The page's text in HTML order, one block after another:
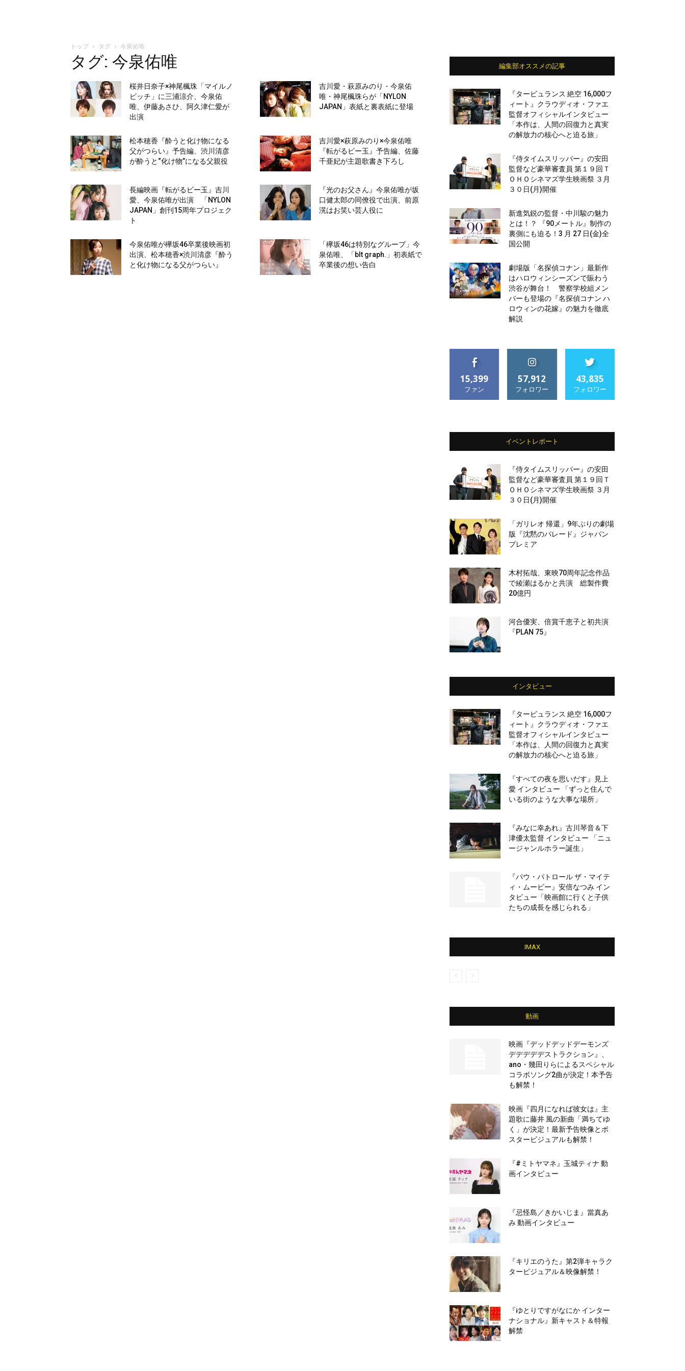
トップ タグ 今泉佑唯
タグ: 今泉佑唯
桜井日奈子×神尾楓珠「マイルノ
ビッチ」に三浦涼介、今泉佑
唯、伊藤あさひ、阿久津仁愛が
出演
吉川愛・萩原みのり・今泉佑
唯・神尾楓珠らが「NYLON
JAPAN」表紙と裏表紙に登場
松本穂香『酔うと化け物になる
父がつらい』予告編、渋川清彦
が酔うと“化け物”になる父親役
吉川愛×萩原みのり×今泉佑唯
『転がるビー玉』予告編、佐藤
千亜妃が主題歌書き下ろし
長編映画『転がるビー玉』吉川
愛、今泉佑唯が出演 「NYLON
JAPAN」創刊15周年プロジェク
ト
『光のお父さん』今泉佑唯が坂
口健太郎の同僚役で出演、前原
滉はお笑い芸人役に
今泉佑唯が欅坂46卒業後映画初
出演、松本穂香×渋川清彦『酔う
と化け物になる父がつらい』
「欅坂46は特別なグループ」今
泉佑唯、「blt graph.」初表紙で
卒業後の想い告白
編集部オススメの記事
『タービュランス 絶空 16,000フ
ィート』クラウディオ・ファエ
監督オフィシャルインタビュー
「本作は、人間の回復力と真実
の解放力の核心へと迫る旅」
『侍タイムスリッパー』の安田
監督など豪華審査員 第１９回Ｔ
ＯＨＯシネマズ学生映画祭 ３月
３０日(月)開催
新進気鋭の監督・中川駿の魅力
とは！？ 『90メートル』制作の
裏側にも迫る！3 月 27 日(金)全
国公開
劇場版「名探偵コナン」最新作
はハロウィンシーズンで賑わう
渋谷が舞台！ 警察学校組メン
バーも登場の『名探偵コナン ハ
ロウィンの花嫁』の魅力を徹底
解説
15,399
ファン
57,912
フォロワー
43,835
フォロワー
イベントレポート
『侍タイムスリッパー』の安田
監督など豪華審査員 第１９回Ｔ
ＯＨＯシネマズ学生映画祭 ３月
３０日(月)開催
「ガリレオ 帰還」9年ぶりの劇場
版『沈黙のパレード』ジャパン
プレミア
木村拓哉、東映70周年記念作品
で綾瀬はるかと共演 総製作費
20億円
河合優実、倍賞千恵子と初共演
『PLAN 75』
インタビュー
『タービュランス 絶空 16,000フ
ィート』クラウディオ・ファエ
監督オフィシャルインタビュー
「本作は、人間の回復力と真実
の解放力の核心へと迫る旅」
『すべての夜を思いだす』見上
愛 インタビュー 「ずっと住んで
いる街のような大事な場所」
『みなに幸あれ』古川琴音＆下
津優太監督 インタビュー 「ニュ
ージャンルホラー誕生」
『パウ・パトロール ザ・マイテ
ィ・ムービー』安倍なつみ イン
タビュー「映画館に行くと子供
たちの成長を感じられる」
IMAX
動画
映画『デッドデッドデーモンズ
デデデデデストラクション』、
ano・幾田りらによるスペシャル
コラボソング2曲が決定！本予告
も解禁！
映画『四月になれば彼女は』主
題歌に藤井 風の新曲「満ちてゆ
く」が決定！最新予告映像とポ
スタービジュアルも解禁！
『#ミトヤマネ』玉城ティナ 動
画インタビュー
『忌怪島／きかいじま』當真あ
み 動画インタビュー
『キリエのうた』第2弾キャラク
タービジュアル＆映像解禁！
『ゆとりですがなにか インター
ナショナル』新キャスト＆特報
解禁